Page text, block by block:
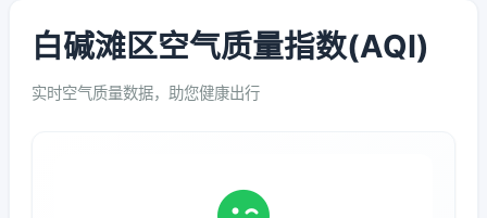
白碱滩区空气质量指数(AQI)
实时空气质量数据，助您健康出行